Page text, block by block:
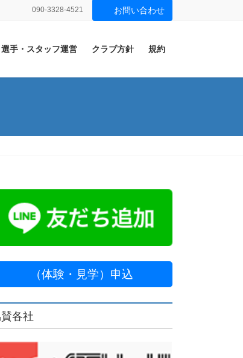
090-3328-4521 お問い合わせ
手・スタッフ運営 クラブ方針 規約
（体験・見学）申込
各社